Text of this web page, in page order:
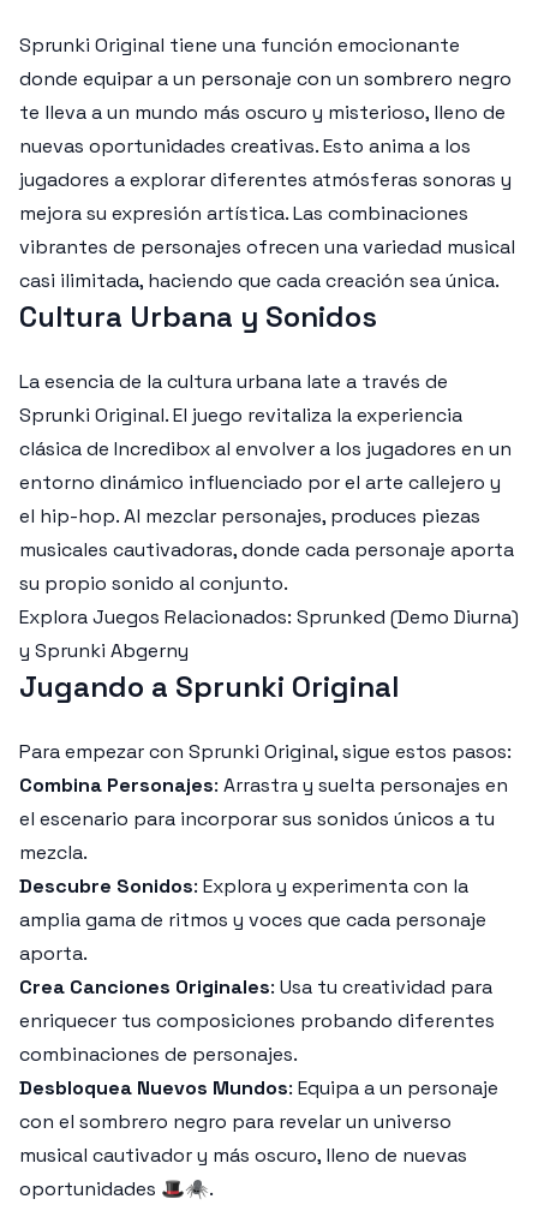
Sprunki Original tiene una función emocionante
donde equipar a un personaje con un sombrero negro
te lleva a un mundo más oscuro y misterioso, lleno de
nuevas oportunidades creativas. Esto anima a los
jugadores a explorar diferentes atmósferas sonoras y
mejora su expresión artística. Las combinaciones
vibrantes de personajes ofrecen una variedad musical
casi ilimitada, haciendo que cada creación sea única.
Cultura Urbana y Sonidos
La esencia de la cultura urbana late a través de
Sprunki Original. El juego revitaliza la experiencia
clásica de Incredibox al envolver a los jugadores en un
entorno dinámico influenciado por el arte callejero y
el hip-hop. Al mezclar personajes, produces piezas
musicales cautivadoras, donde cada personaje aporta
su propio sonido al conjunto.
Explora Juegos Relacionados: Sprunked (Demo Diurna)
y Sprunki Abgerny
Jugando a Sprunki Original
Para empezar con Sprunki Original, sigue estos pasos:
Combina Personajes: Arrastra y suelta personajes en
el escenario para incorporar sus sonidos únicos a tu
mezcla.
Descubre Sonidos: Explora y experimenta con la
amplia gama de ritmos y voces que cada personaje
aporta.
Crea Canciones Originales: Usa tu creatividad para
enriquecer tus composiciones probando diferentes
combinaciones de personajes.
Desbloquea Nuevos Mundos: Equipa a un personaje
con el sombrero negro para revelar un universo
musical cautivador y más oscuro, lleno de nuevas
oportunidades 🎩🕷️.